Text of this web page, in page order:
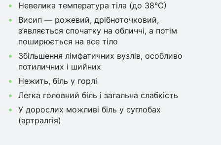
Невелика температура тіла (до 38°C)
Висип — рожевий, дрібноточковий,
з’являється спочатку на обличчі, а потім
поширюється на все тіло
Збільшення лімфатичних вузлів, особливо
потиличних і шийних
Нежить, біль у горлі
Легка головний біль і загальна слабкість
У дорослих можливі біль у суглобах
(артралгія)